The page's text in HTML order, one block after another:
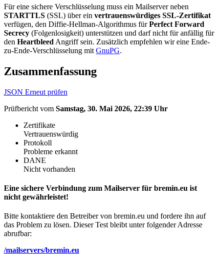
Für eine sichere Verschlüsselung muss ein Mailserver neben
STARTTLS (SSL) über ein vertrauenswürdiges SSL-Zertifikat
verfügen, den Diffie-Hellman-Algorithmus fürPerfect Forward
Secrecy (Folgenlosigkeit) unterstützen und darf nicht für anfällig für
den Heartbleed Angriff sein. Zusätzlich empfehlen wir eine Ende-
zu-Ende-Verschlüsselung mit GnuPG.
Zusammenfassung
JSON Erneut prüfen
Prüfbericht vom Samstag, 30. Mai 2026, 22:39 Uhr
Zertifikate
Vertrauenswürdig
Protokoll
Probleme erkannt
DANE
Nicht vorhanden
Eine sichere Verbindung zum Mailserver für bremin.eu ist
nicht gewährleistet!
Bitte kontaktiere den Betreiber von bremin.eu und fordere ihn auf
das Problem zu lösen. Dieser Test bleibt unter folgender Adresse
abrufbar:
/mailservers/bremin.eu